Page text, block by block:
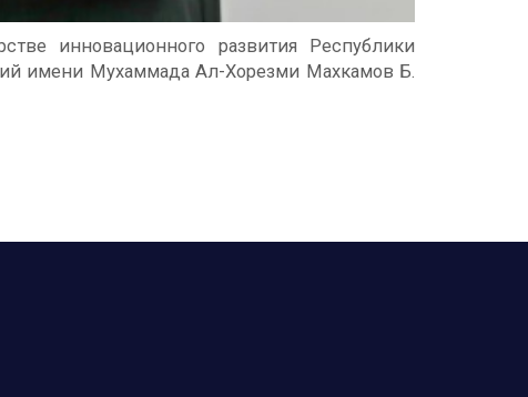
инновационного развития Республики
имени Мухаммада Ал-Хорезми Махкамов Б.